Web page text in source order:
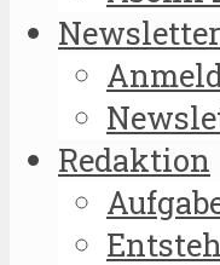
Newsletter
Redaktion